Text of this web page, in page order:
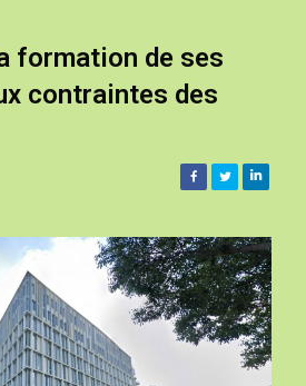
formation de ses
contraintes des